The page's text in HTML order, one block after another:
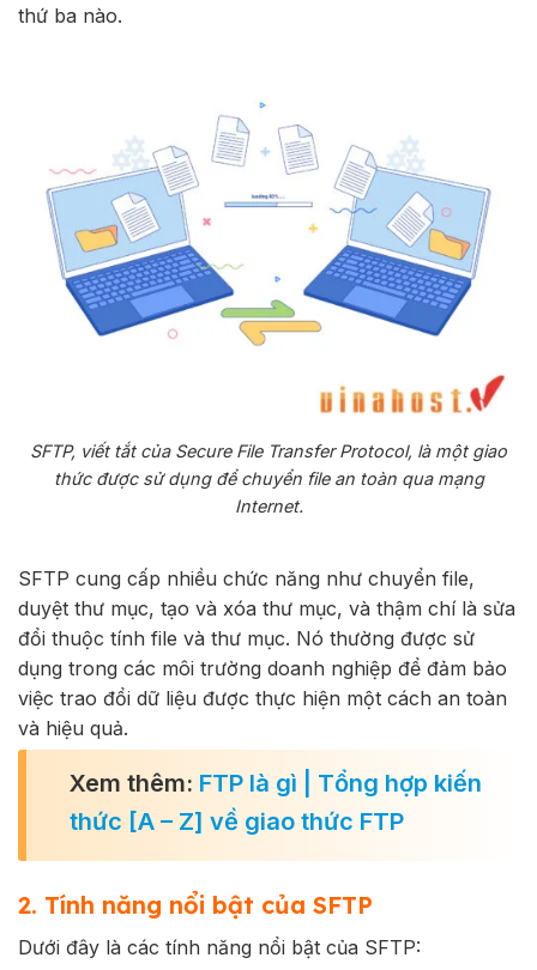
thứ ba nào.
SFTP, viết tắt của Secure File Transfer Protocol, là một giao
thức được sử dụng để chuyển file an toàn qua mạng
Internet.
SFTP cung cấp nhiều chức năng như chuyển file,
duyệt thư mục, tạo và xóa thư mục, và thậm chí là sửa
đổi thuộc tính file và thư mục. Nó thường được sử
dụng trong các môi trường doanh nghiệp để đảm bảo
việc trao đổi dữ liệu được thực hiện một cách an toàn
và hiệu quả.
Xem thêm: FTP là gì | Tổng hợp kiến
thức [A – Z] về giao thức FTP
2. Tính năng nổi bật của SFTP
Dưới đây là các tính năng nổi bật của SFTP: